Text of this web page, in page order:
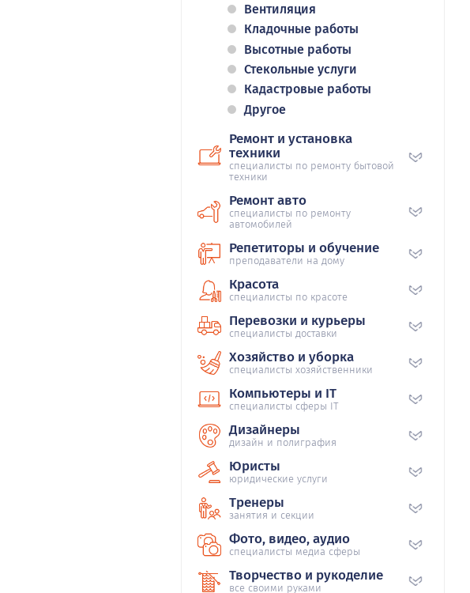
Вентиляция
Кладочные работы
Высотные работы
Стекольные услуги
Кадастровые работы
Другое
Ремонт и установка
техники
специалисты по ремонту бытовой
техники
Ремонт авто
специалисты по ремонту
автомобилей
Репетиторы и обучение
преподаватели на дому
Красота
специалисты по красоте
Перевозки и курьеры
специалисты доставки
Хозяйство и уборка
специалисты хозяйственники
Компьютеры и IT
специалисты сферы IT
Дизайнеры
дизайн и полиграфия
Юристы
юридические услуги
Тренеры
занятия и секции
Фото, видео, аудио
специалисты медиа сферы
Творчество и рукоделие
все своими руками